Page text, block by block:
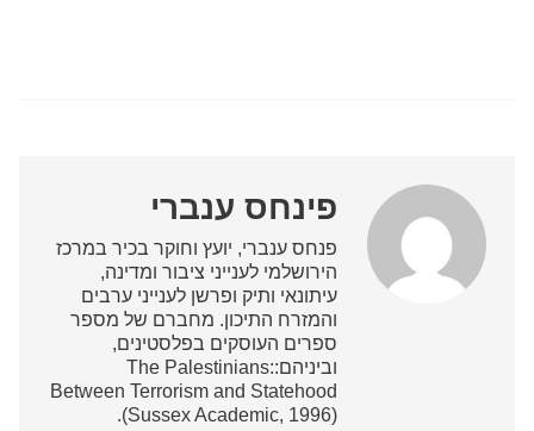
פינחס ענברי
פנחס ענברי, יועץ וחוקר בכיר במרכז
הירושלמי לענייני ציבור ומדינה,
עיתונאי ותיק ופרשן לענייני ערבים
והמזרח התיכון. מחברם של מספר
ספרים העוסקים בפלסטינים,
וביניהם:The Palestinians:
Between Terrorism and Statehood
(Sussex Academic, 1996).